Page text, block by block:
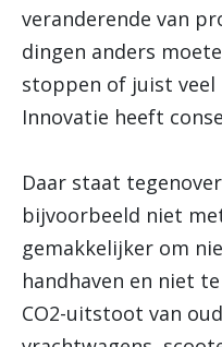
veranderende van
dingen anders
stoppen of juist veel
Innovatie heeft
Daar staat
bijvoorbeeld niet
gemakkelijker om
handhaven en niet
CO2-uitstoot van